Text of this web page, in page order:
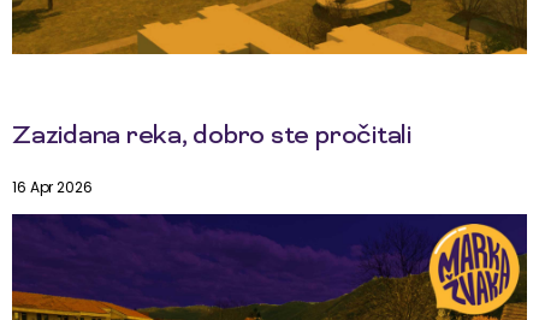
Zazidana reka, dobro ste pročitali
16 Apr 2026